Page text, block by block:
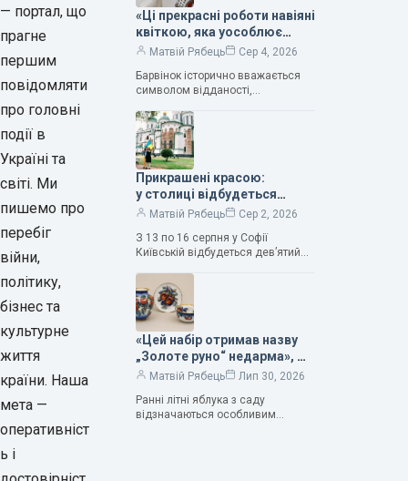
— портал, що
прагне
першим
повідомляти
про головні
події в
Україні та
світі. Ми
пишемо про
перебіг
війни,
політику,
бізнес та
культурне
життя
країни. Наша
мета —
оперативніст
ь і
«Ці прекрасні роботи навіяні
квіткою, яка уособлює
нескінченне кохання», —
Людмила Карпінська-
Романюк
Матвій Рябець
Сер 4, 2026
Барвінок історично вважається
символом відданості,
та тривалого подружнього союзу.
Саме тому ця рослина надихала і
продовжує надихати митців на
Прикрашені красою:
у столиці відбудеться
дев’ятий фестиваль
Матвій Рябець
Сер 2, 2026
З 13 по 16 серпня у Софії
Київській відбудеться дев’ятий
мистецтв Bouquet Kyiv Stage. Ця
подія традиційно…
«Цей набір отримав назву
„Золоте руно“ недарма», —
колекціонерка Людмила
Матвій Рябець
Лип 30, 2026
Ранні літні яблука з саду
відзначаються особливим